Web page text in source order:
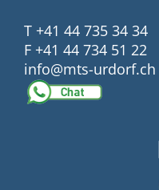
T +41 44 735 34 34
F +41 44 734 51 22
info@mts-urdorf.ch